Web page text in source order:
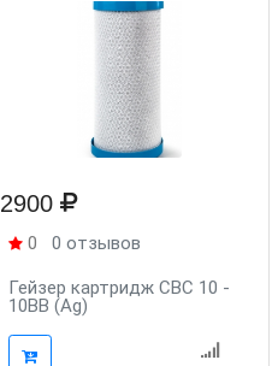
2900
0 0 отзывов
Гейзер картридж CBC 10 -
10BB (Ag)